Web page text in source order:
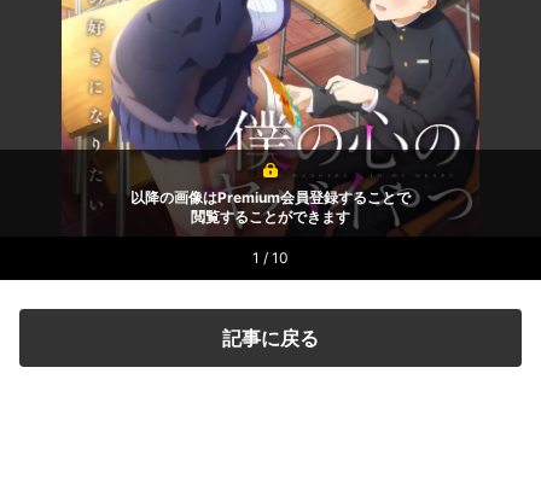
以降の画像はPremium会員登録することで
閲覧することができます
1 / 10
記事に戻る